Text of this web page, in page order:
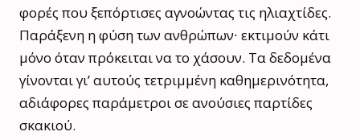
φορές που ξεπόρτισες αγνοώντας τις ηλιαχτίδες.
Παράξενη η φύση των ανθρώπων∙ εκτιμούν κάτι
μόνο όταν πρόκειται να το χάσουν. Τα δεδομένα
γίνονται γι’ αυτούς τετριμμένη καθημερινότητα,
αδιάφορες παράμετροι σε ανούσιες παρτίδες
σκακιού.